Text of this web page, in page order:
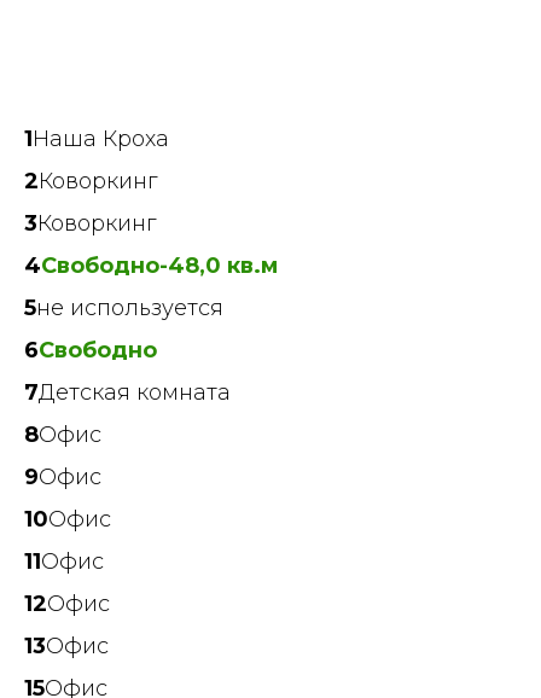
1Наша Кроха
2Коворкинг
3Коворкинг
4Свободно-48,0 кв.м
5не используется
6Свободно
7Детская комната
8Офис
9Офис
10Офис
11Офис
12Офис
13Офис
15Офис